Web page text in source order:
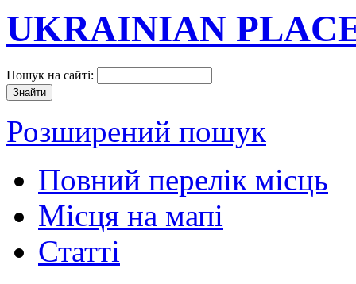
UKRAINIAN
Пошук на сайті:
Розширений пошук
Повний перелік місць
Місця на мапі
Статті